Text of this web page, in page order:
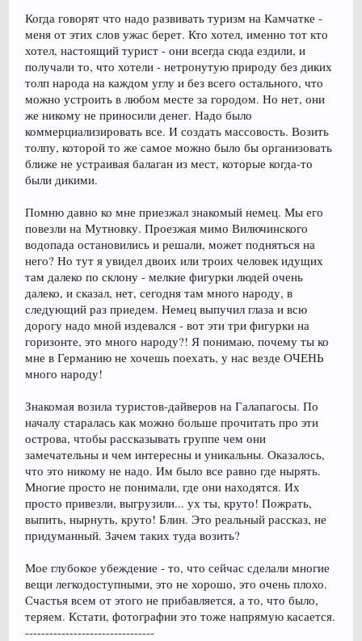
Когда говорят что надо развивать туризм на Камчатке -
меня от этих слов ужас берет. Кто хотел, именно тот кто
хотел, настоящий турист - они всегда сюда ездили, и
получали то, что хотели - нетронутую природу без диких
толп народа на каждом углу и без всего остального, что
можно устроить в любом месте за городом. Но нет, они
же никому не приносили денег. Надо было
коммерциализировать все. И создать массовость. Возить
толпу, которой то же самое можно было бы организовать
ближе не устраивая балаган из мест, которые когда-то
были дикими.
Помню давно ко мне приезжал знакомый немец. Мы его
повезли на Мутновку. Проезжая мимо Вилючинского
водопада остановились и решали, может подняться на
него? Но тут я увидел двоих или троих человек идущих
там далеко по склону - мелкие фигурки людей очень
далеко, и сказал, нет, сегодня там много народу, в
следующий раз приедем. Немец выпучил глаза и всю
дорогу надо мной издевался - вот эти три фигурки на
горизонте, это много народу?! Я понимаю, почему ты ко
мне в Германию не хочешь поехать, у нас везде ОЧЕНЬ
много народу!
Знакомая возила туристов-дайверов на Галапагосы. По
началу старалась как можно больше прочитать про эти
острова, чтобы рассказывать группе чем они
замечательны и чем интересны и уникальны. Оказалось,
что это никому не надо. Им было все равно где нырять.
Многие просто не понимали, где они находятся. Их
просто привезли, выгрузили... ух ты, круто! Пожрать,
выпить, нырнуть, круто! Блин. Это реальный рассказ, не
придуманный. Зачем таких туда возить?
Мое глубокое убеждение - то, что сейчас сделали многие
вещи легкодоступными, это не хорошо, это очень плохо.
Счастья всем от этого не прибавляется, а то, что было,
теряем. Кстати, фотографии это тоже напрямую касается.
--------------------------------